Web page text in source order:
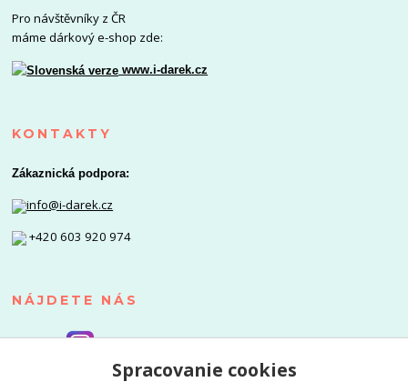
Pro návštěvníky z ČR
máme dárkový e-shop zde:
www.i-darek.cz
KONTAKTY
Zákaznická podpora:
info@i-darek.cz
+420 603 920 974
NÁJDETE NÁS
Spracovanie cookies